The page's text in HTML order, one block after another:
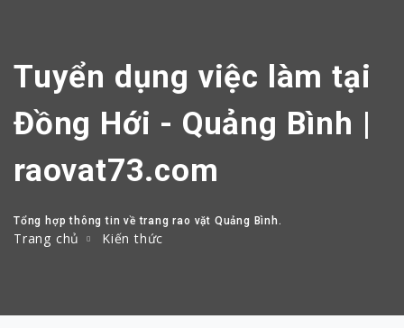
Tuyển dụng việc làm tại
Đồng Hới - Quảng Bình |
raovat73.com
Tổng hợp thông tin về trang rao vặt Quảng Bình.
Trang chủ Kiến thức